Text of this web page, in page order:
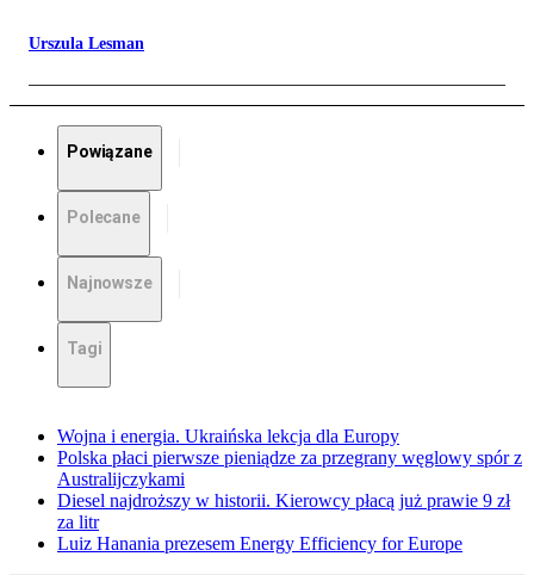
Urszula Lesman
Powiązane
Polecane
Najnowsze
Tagi
Wojna i energia. Ukraińska lekcja dla Europy
Polska płaci pierwsze pieniądze za przegrany węglowy spór z
Australijczykami
Diesel najdroższy w historii. Kierowcy płacą już prawie 9 zł
za litr
Luiz Hanania prezesem Energy Efficiency for Europe